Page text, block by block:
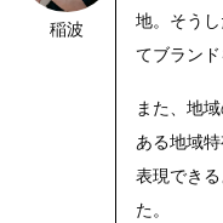
https://riseph
稲波
地。そう
てブラン
また、地
ある地域
表現でき
た。